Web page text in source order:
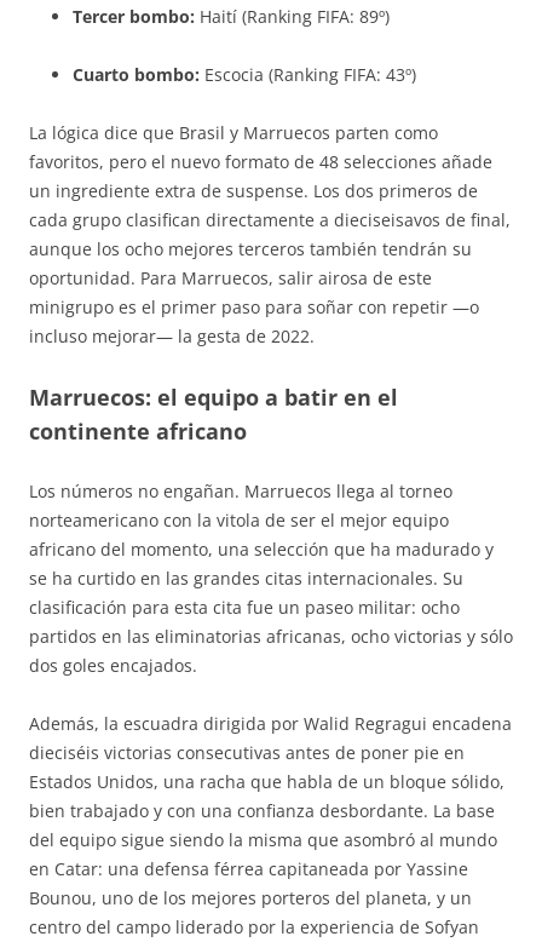
Tercer bombo: Haití (Ranking FIFA: 89º)
Cuarto bombo: Escocia (Ranking FIFA: 43º)
La lógica dice que Brasil y Marruecos parten como
favoritos, pero el nuevo formato de 48 selecciones añade
un ingrediente extra de suspense. Los dos primeros de
cada grupo clasifican directamente a dieciseisavos de final,
aunque los ocho mejores terceros también tendrán su
oportunidad. Para Marruecos, salir airosa de este
minigrupo es el primer paso para soñar con repetir —o
incluso mejorar— la gesta de 2022.
Marruecos: el equipo a batir en el
continente africano
Los números no engañan. Marruecos llega al torneo
norteamericano con la vitola de ser el mejor equipo
africano del momento, una selección que ha madurado y
se ha curtido en las grandes citas internacionales. Su
clasificación para esta cita fue un paseo militar: ocho
partidos en las eliminatorias africanas, ocho victorias y sólo
dos goles encajados.
Además, la escuadra dirigida por Walid Regragui encadena
dieciséis victorias consecutivas antes de poner pie en
Estados Unidos, una racha que habla de un bloque sólido,
bien trabajado y con una confianza desbordante. La base
del equipo sigue siendo la misma que asombró al mundo
en Catar: una defensa férrea capitaneada por Yassine
Bounou, uno de los mejores porteros del planeta, y un
centro del campo liderado por la experiencia de Sofyan